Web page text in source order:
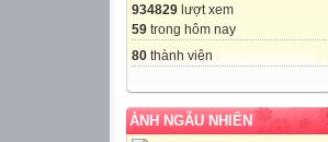
934829 lượt xem
59 trong hôm nay
80 thành viên
ẢNH NGẪU NHIÊN